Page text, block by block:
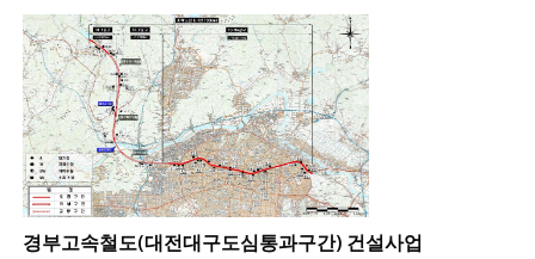
경부고속철도(대전대구도심통과구간) 건설사업